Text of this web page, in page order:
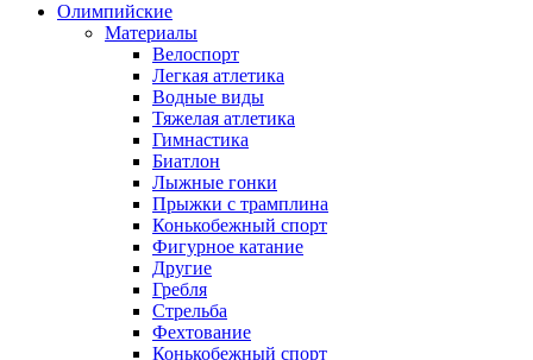
Олимпийские
Материалы
Велоспорт
Легкая атлетика
Водные виды
Тяжелая атлетика
Гимнастика
Биатлон
Лыжные гонки
Прыжки с трамплина
Конькобежный спорт
Фигурное катание
Другие
Гребля
Стрельба
Фехтование
Конькобежный спорт